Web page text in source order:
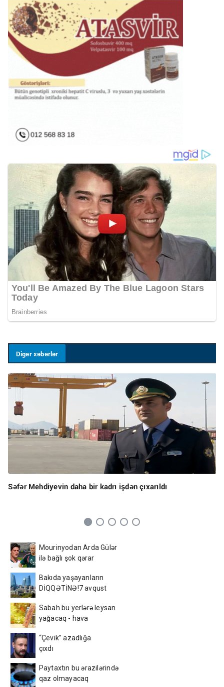
Digər xəbərlər
Səfər Mehdiyevin daha bir kadrı işdən çıxarıldı
Mourinyodan Arda Gülər
ilə bağlı şok qərar
Bakıda yaşayanların
DİQQƏTİNƏ!7 avqust
etibarən...
Sabah bu yerlərə leysan
yağacaq - hava
“Çevik” azadlığa
çıxdı
Paytaxtın bu ərazilərində
qaz olmayacaq